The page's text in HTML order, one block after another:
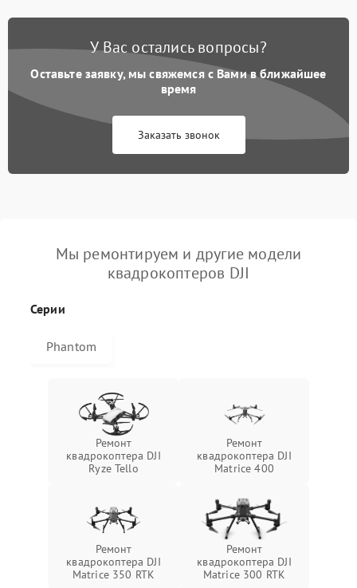
У Вас остались вопросы?
Оставьте заявку, мы свяжемся с Вами в ближайшее
время
Заказать звонок
Мы ремонтируем и другие модели
квадрокоптеров DJI
Серии
Phantom
Ремонт
квадрокоптера DJI
Ryze Tello
Ремонт
квадрокоптера DJI
Matrice 400
Ремонт
квадрокоптера DJI
Matrice 350 RTK
Ремонт
квадрокоптера DJI
Matrice 300 RTK